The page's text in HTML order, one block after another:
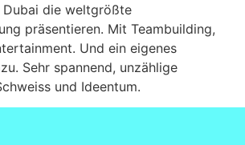
Dubai die weltgrößte
präsentieren. Mit Teambuilding,
Und ein eigenes
Sehr spannend, unzählige
und Ideentum.